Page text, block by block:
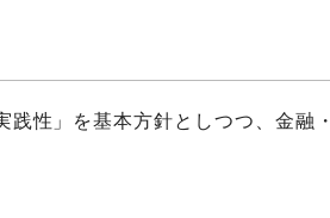
性」を基本方針としつつ、金